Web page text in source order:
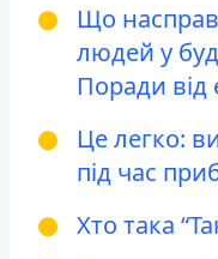
Що
людей у
Поради від
Це легко:
під час
Хто така